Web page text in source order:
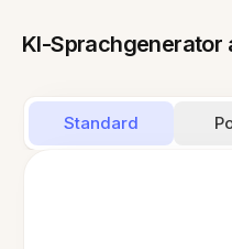
KI-Sprachgenerator
Standard